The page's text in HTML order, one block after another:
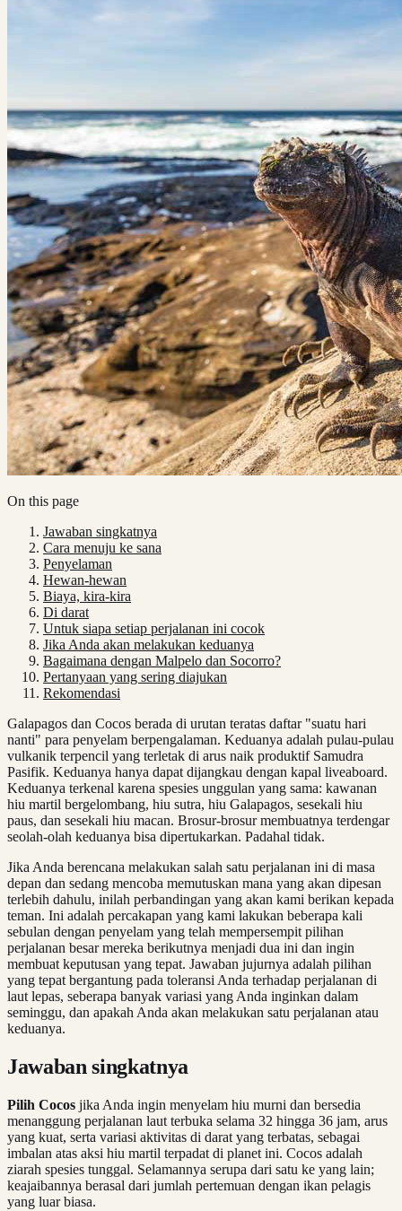
On this page
Jawaban singkatnya
Cara menuju ke sana
Penyelaman
Hewan-hewan
Biaya, kira-kira
Di darat
Untuk siapa setiap perjalanan ini cocok
Jika Anda akan melakukan keduanya
Bagaimana dengan Malpelo dan Socorro?
Pertanyaan yang sering diajukan
Rekomendasi
Galapagos dan Cocos berada di urutan teratas daftar "suatu hari
nanti" para penyelam berpengalaman. Keduanya adalah pulau-pulau
vulkanik terpencil yang terletak di arus naik produktif Samudra
Pasifik. Keduanya hanya dapat dijangkau dengan kapal liveaboard.
Keduanya terkenal karena spesies unggulan yang sama: kawanan
hiu martil bergelombang, hiu sutra, hiu Galapagos, sesekali hiu
paus, dan sesekali hiu macan. Brosur-brosur membuatnya terdengar
seolah-olah keduanya bisa dipertukarkan. Padahal tidak.
Jika Anda berencana melakukan salah satu perjalanan ini di masa
depan dan sedang mencoba memutuskan mana yang akan dipesan
terlebih dahulu, inilah perbandingan yang akan kami berikan kepada
teman. Ini adalah percakapan yang kami lakukan beberapa kali
sebulan dengan penyelam yang telah mempersempit pilihan
perjalanan besar mereka berikutnya menjadi dua ini dan ingin
membuat keputusan yang tepat. Jawaban jujurnya adalah pilihan
yang tepat bergantung pada toleransi Anda terhadap perjalanan di
laut lepas, seberapa banyak variasi yang Anda inginkan dalam
seminggu, dan apakah Anda akan melakukan satu perjalanan atau
keduanya.
Jawaban singkatnya
Pilih Cocos jika Anda ingin menyelam hiu murni dan bersedia
menanggung perjalanan laut terbuka selama 32 hingga 36 jam, arus
yang kuat, serta variasi aktivitas di darat yang terbatas, sebagai
imbalan atas aksi hiu martil terpadat di planet ini. Cocos adalah
ziarah spesies tunggal. Selamannya serupa dari satu ke yang lain;
keajaibannya berasal dari jumlah pertemuan dengan ikan pelagis
yang luar biasa.